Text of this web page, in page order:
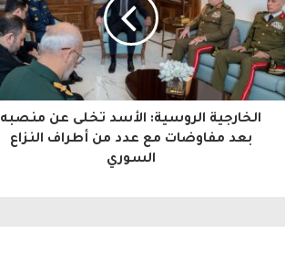
الخارجية الروسية: الأسد تخلى عن منصبه
بعد مفاوضات مع عدد من أطراف النزاع
السوري